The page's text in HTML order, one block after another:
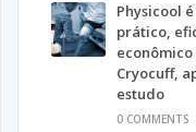
Physicool
prático,
econômico
Cryocuff,
estudo
0 COMMENTS